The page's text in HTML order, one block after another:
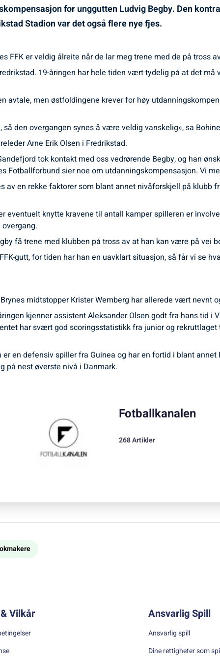
for unggutten Ludvig Begby. Den
Stadion var det også flere nye fjes.
FFK er veldig ålreite når de lar meg trene med de på tross
19-åringen har hele tiden vært tydelig på at det
avtale, men østfoldingene krever for høy
den overgangen synes å være veldig vanskelig», sa
Arne Erik Olsen i Fredrikstad.
tok kontakt med oss vedrørende Begby, og han
Fotballforbund sier noe om utdanningskompensasjon. Vi
av en rekke faktorer som blant annet nivåforskjell på
eventuelt knytte kravene til antall kamper spilleren er
få trene med klubben på tross av at han kan være på vei
gutt, for tiden har han en uavklart situasjon, så får vi se
midtstopper Krister Wemberg har allerede vært nevnt
kjenner assistent Aleksander Olsen godt fra hans tid
har svært god scoringsstatistikk fra junior og rekruttlaget
en defensiv spiller fra Guinea og har en fortid i blant
på nest øverste nivå i Danmark.
Fotballkanalen
268 Artikler
Vilkår Ansvarlig Spill
Ansvarlig spill
Dine rettigheter som